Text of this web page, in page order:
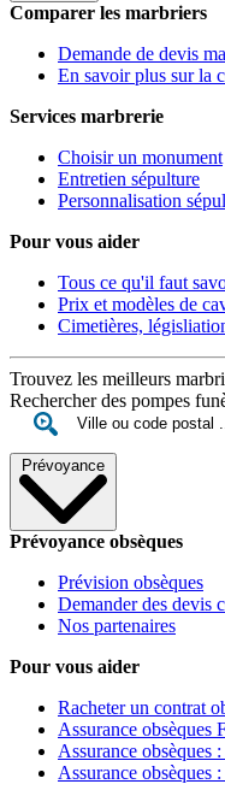
Comparer les marbriers
Demande de devis
En savoir plus sur la
Services marbrerie
Choisir un monument
Entretien sépulture
Personnalisation
Pour vous aider
Tous ce qu'il faut
Prix et modèles de
Cimetières,
Trouvez les meilleurs
Rechercher des pompes
Prévoyance
Prévoyance obsèques
Prévision obsèques
Demander des devis
Nos partenaires
Pour vous aider
Racheter un contrat
Assurance obsèques
Assurance
Assurance obsèques